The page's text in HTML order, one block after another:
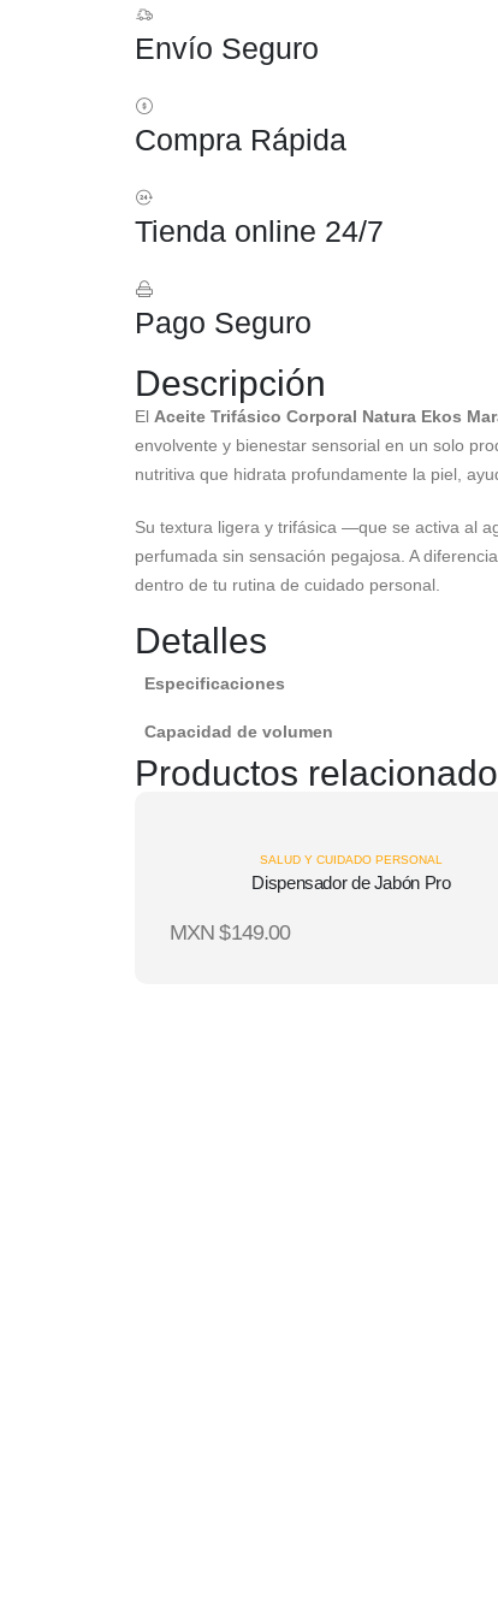
Envío Seguro
Compra Rápida
Tienda online 24/7
Pago Seguro
Descripción
El Aceite Trifásico Corporal Natura Ekos
envolvente y bienestar sensorial en un solo
nutritiva que hidrata profundamente la piel,
Su textura ligera y trifásica —que se activa al
perfumada sin sensación pegajosa. A
dentro de tu rutina de cuidado personal.
Detalles
Especificaciones
Capacidad de volumen
Productos
SALUD Y CUIDADO PERSONAL
Dispensador de Jabón Pro
MXN $149.00